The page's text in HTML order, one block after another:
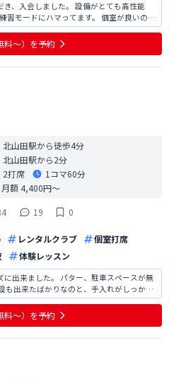
した。 設備がとても高性能
にハマってます。 個室が良いの
とても楽です。
料〜）を予約
北山田駅から徒歩4分
北山田駅から2分
2打席
1コマ60分
月額 4,400円〜
19 0
レンタルクラブ
個室打席
体験レッスン
ー、駐車スペースが無
料〜）を予約